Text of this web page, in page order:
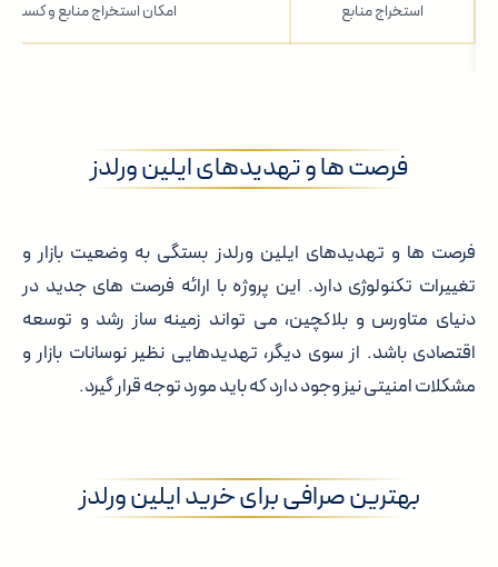
استخراج منابع امکان استخراج منابع و کسب
فرصت ها و تهدیدهای ایلین ورلدز
فرصت ها و تهدیدهای ایلین ورلدز بستگی به وضعیت بازار و
تغییرات تکنولوژی دارد. این پروژه با ارائه فرصت های جدید در
دنیای متاورس و بلاکچین، می تواند زمینه ساز رشد و توسعه
اقتصادی باشد. از سوی دیگر، تهدیدهایی نظیر نوسانات بازار و
مشکلات امنیتی نیز وجود دارد که باید مورد توجه قرار گیرد.
بهترین صرافی برای خرید ایلین ورلدز